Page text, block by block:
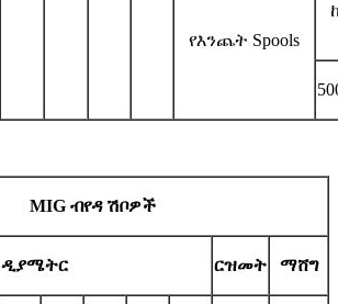
የእንጨት Spools
MIG ብየዳ ሽቦዎች
ዲያሜትር ርዝመት ማሸግ